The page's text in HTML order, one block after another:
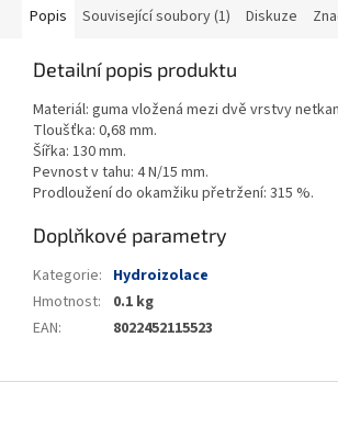
Popis Související soubory (1) Diskuze
Detailní popis produktu
Materiál: guma vložená mezi dvě vrstvy
Tloušťka: 0,68 mm.
Šířka: 130 mm.
Pevnost v tahu: 4 N/15 mm.
Prodloužení do okamžiku přetržení: 315 %.
Doplňkové parametry
Kategorie: Hydroizolace
Hmotnost:
0.1 kg
EAN: 8022452115523